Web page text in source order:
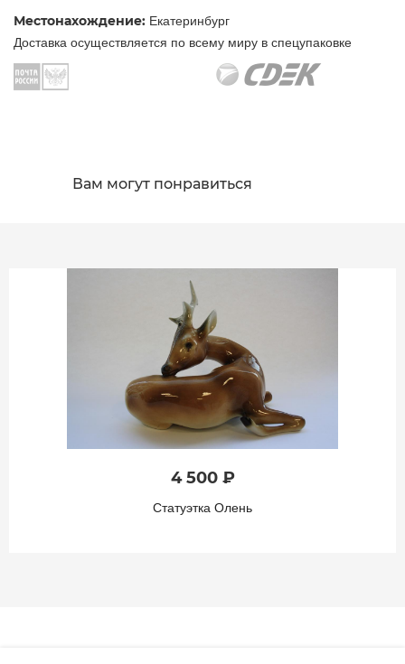
Местонахождение: Екатеринбург
Доставка осуществляется по всему миру в спецупаковке
Вам могут понравиться
4 500 ₽
Статуэтка Олень